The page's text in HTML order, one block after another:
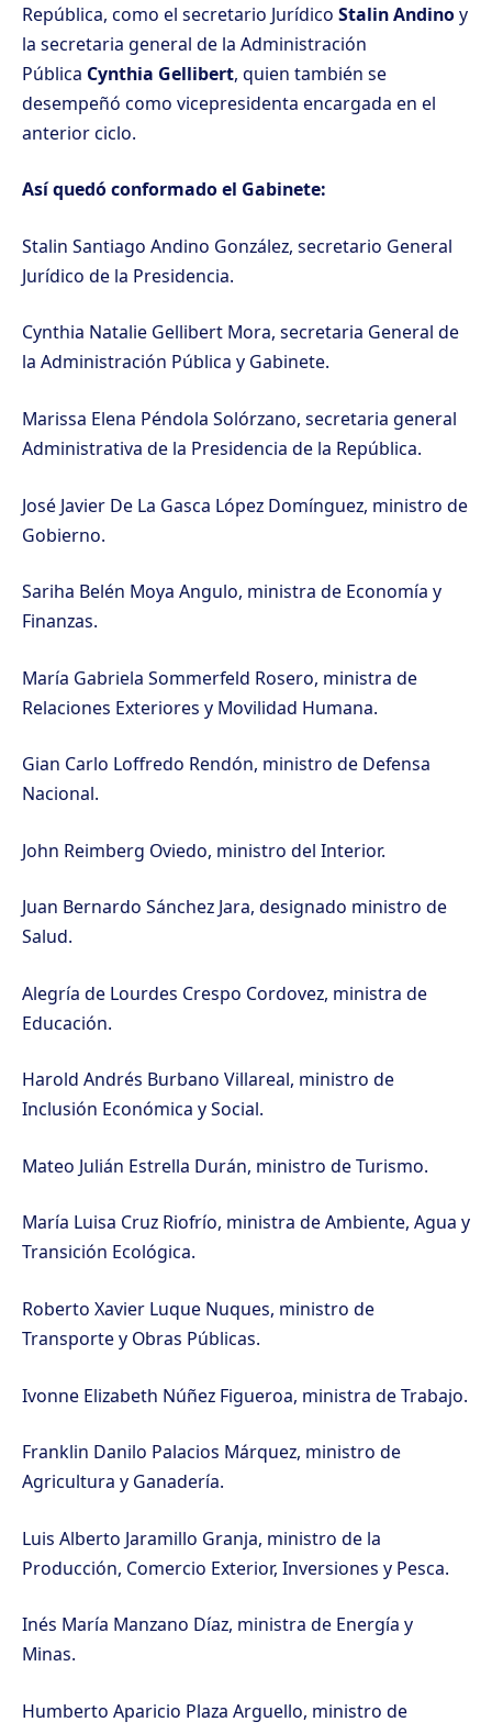
República, como el secretario Jurídico Stalin Andinoy
la secretaria general de la Administración
Pública Cynthia Gellibert, quien también se
desempeñó como vicepresidenta encargada en el
anterior ciclo.
Así quedó conformado el Gabinete:
Stalin Santiago Andino González, secretario General
Jurídico de la Presidencia.
Cynthia Natalie Gellibert Mora, secretaria General de
la Administración Pública y Gabinete.
Marissa Elena Péndola Solórzano, secretaria general
Administrativa de la Presidencia de la República.
José Javier De La Gasca López Domínguez, ministro de
Gobierno.
Sariha Belén Moya Angulo, ministra de Economía y
Finanzas.
María Gabriela Sommerfeld Rosero, ministra de
Relaciones Exteriores y Movilidad Humana.
Gian Carlo Loffredo Rendón, ministro de Defensa
Nacional.
John Reimberg Oviedo, ministro del Interior.
Juan Bernardo Sánchez Jara, designado ministro de
Salud.
Alegría de Lourdes Crespo Cordovez, ministra de
Educación.
Harold Andrés Burbano Villareal, ministro de
Inclusión Económica y Social.
Mateo Julián Estrella Durán, ministro de Turismo.
María Luisa Cruz Riofrío, ministra de Ambiente, Agua y
Transición Ecológica.
Roberto Xavier Luque Nuques, ministro de
Transporte y Obras Públicas.
Ivonne Elizabeth Núñez Figueroa, ministra de Trabajo.
Franklin Danilo Palacios Márquez, ministro de
Agricultura y Ganadería.
Luis Alberto Jaramillo Granja, ministro de la
Producción, Comercio Exterior, Inversiones y Pesca.
Inés María Manzano Díaz, ministra de Energía y
Minas.
Humberto Aparicio Plaza Arguello, ministro de